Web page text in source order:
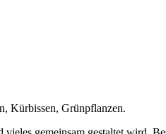
Kürbissen, Grünpflanzen.